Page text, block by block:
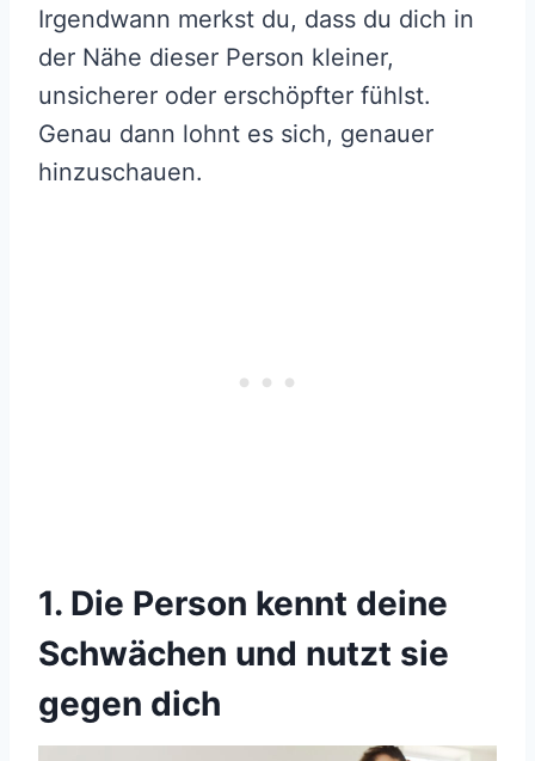
Irgendwann merkst du, dass du dich in
der Nähe dieser Person kleiner,
unsicherer oder erschöpfter fühlst.
Genau dann lohnt es sich, genauer
hinzuschauen.
1. Die Person kennt deine
Schwächen und nutzt sie
gegen dich